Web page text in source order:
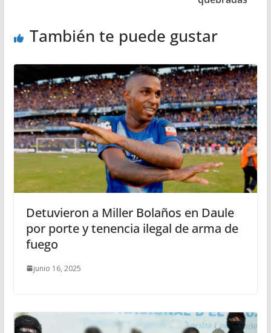
También te puede gustar
Detuvieron a Miller Bolaños en Daule
por porte y tenencia ilegal de arma de
fuego
junio 16, 2025